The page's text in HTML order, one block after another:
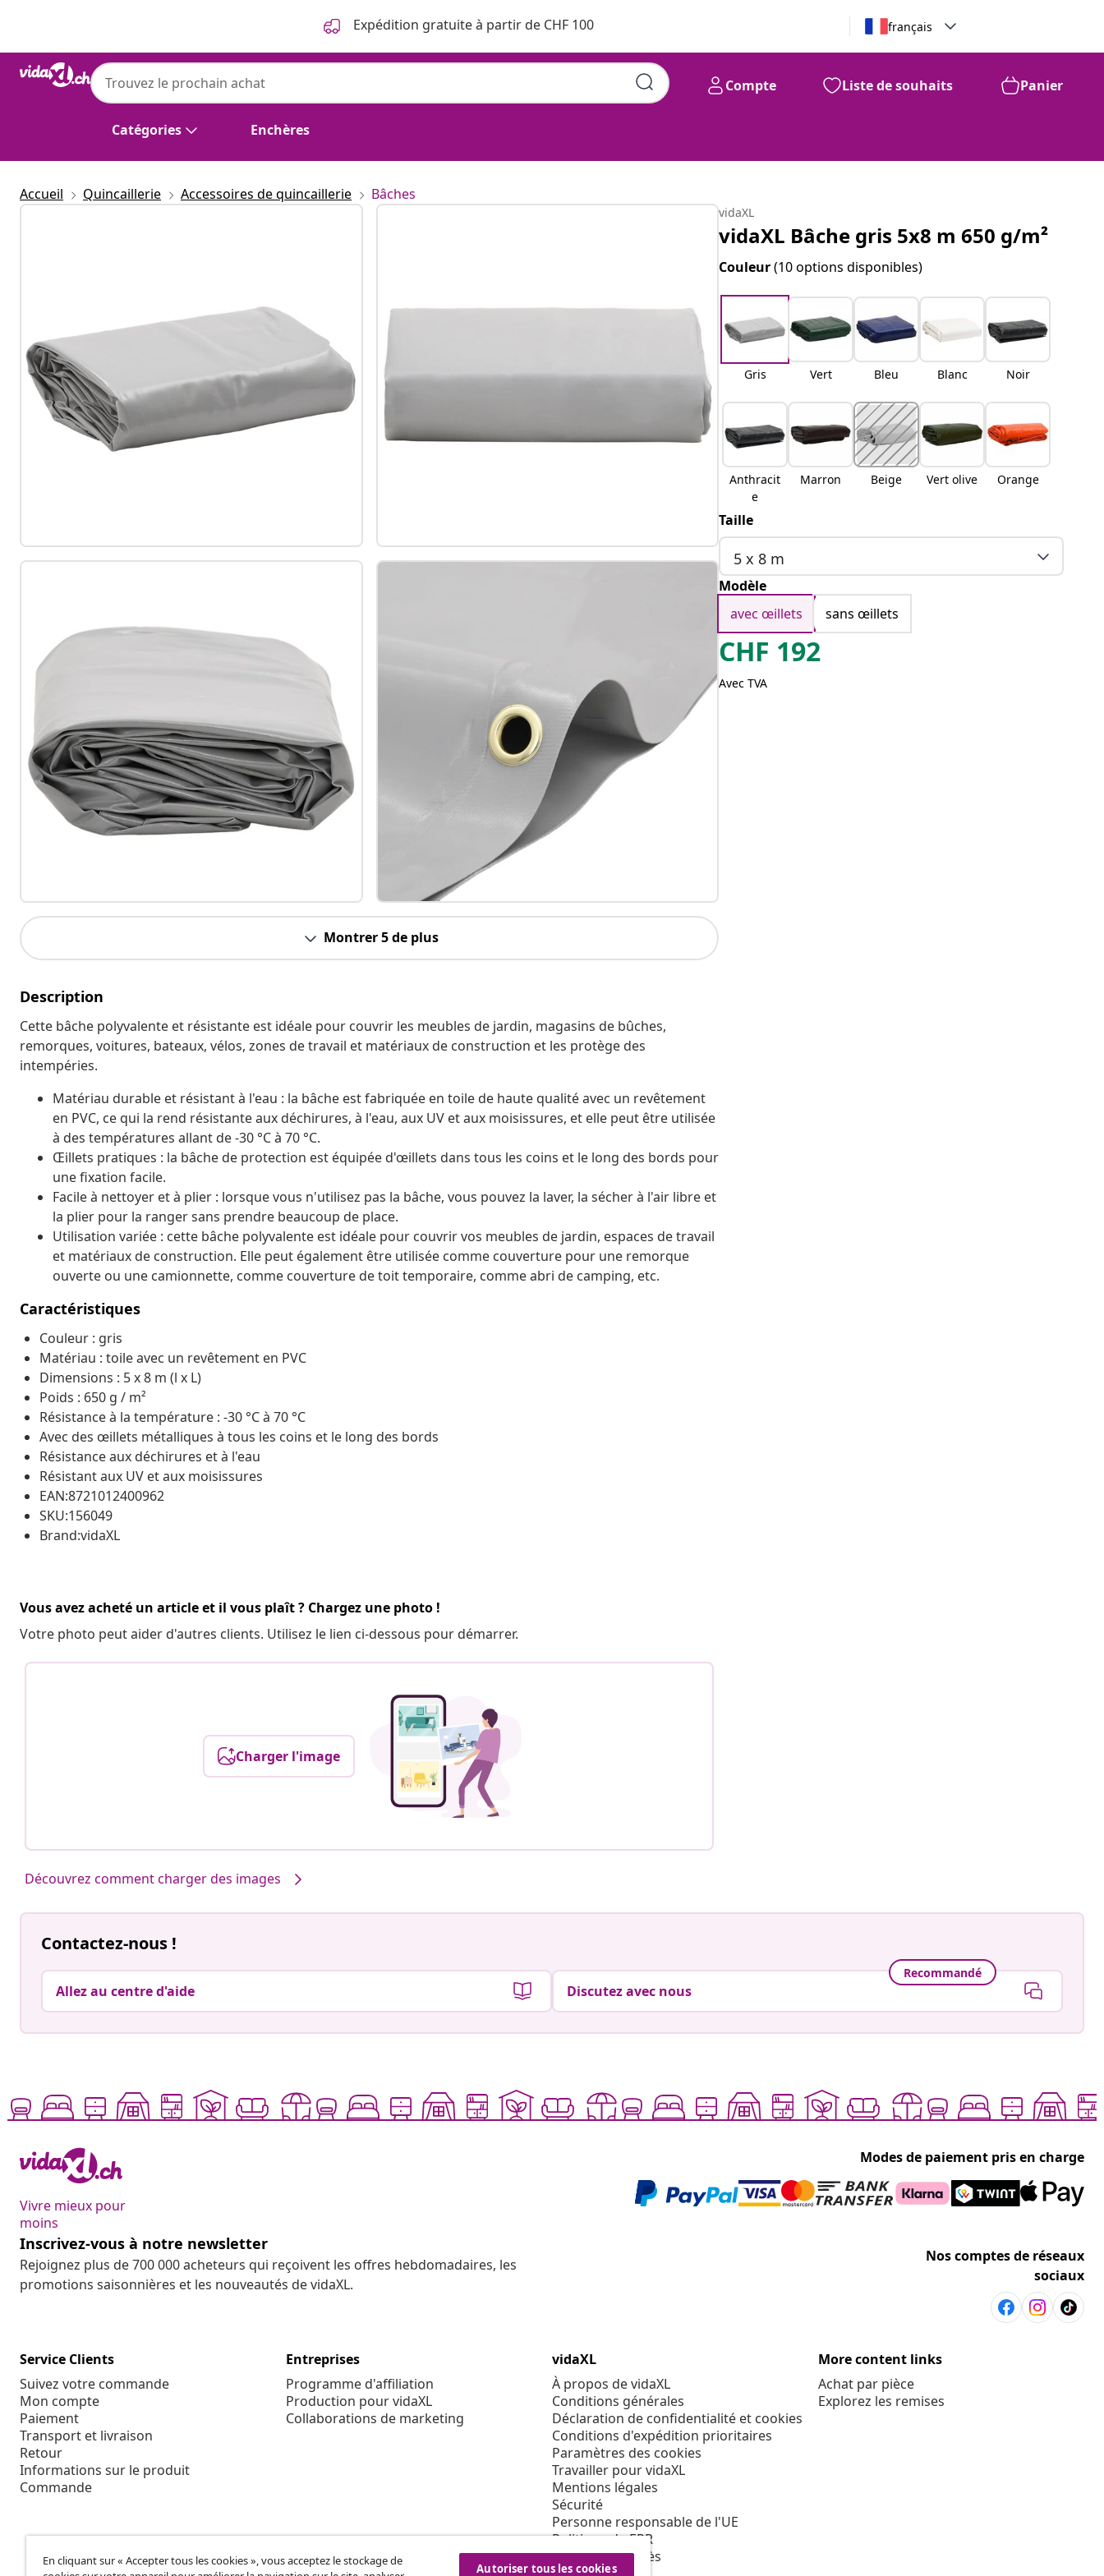
Expédition gratuite à partir de CHF 100 français
Catégories Enchères
Compte Liste de souhaits Panier
Accueil Quincaillerie Accessoires de quincaillerie Bâches
Montrer 5 de plus
Description
Cette bâche polyvalente et résistante est idéale pour couvrir les meubles de jardin, magasins de bûches,
remorques, voitures, bateaux, vélos, zones de travail et matériaux de construction et les protège des
intempéries.
Matériau durable et résistant à l'eau : la bâche est fabriquée en toile de haute qualité avec un revêtement
en PVC, ce qui la rend résistante aux déchirures, à l'eau, aux UV et aux moisissures, et elle peut être utilisée
à des températures allant de -30 °C à 70 °C.
Œillets pratiques : la bâche de protection est équipée d'œillets dans tous les coins et le long des bords pour
une fixation facile.
Facile à nettoyer et à plier : lorsque vous n'utilisez pas la bâche, vous pouvez la laver, la sécher à l'air libre et
la plier pour la ranger sans prendre beaucoup de place.
Utilisation variée : cette bâche polyvalente est idéale pour couvrir vos meubles de jardin, espaces de travail
et matériaux de construction. Elle peut également être utilisée comme couverture pour une remorque
ouverte ou une camionnette, comme couverture de toit temporaire, comme abri de camping, etc.
Caractéristiques
Couleur : gris
Matériau : toile avec un revêtement en PVC
Dimensions : 5 x 8 m (l x L)
Poids : 650 g / m²
Résistance à la température : -30 °C à 70 °C
Avec des œillets métalliques à tous les coins et le long des bords
Résistance aux déchirures et à l'eau
Résistant aux UV et aux moisissures
EAN:8721012400962
SKU:156049
Brand:vidaXL
Vous avez acheté un article et il vous plaît ? Chargez une photo !
Votre photo peut aider d'autres clients. Utilisez le lien ci-dessous pour démarrer.
Charger l'image
Découvrez comment charger des images
vidaXL
vidaXL Bâche gris 5x8 m 650 g/m²
Couleur(10 options disponibles)
Gris Vert Bleu Blanc Noir
Anthracit
e
Marron Beige Vert olive Orange
Taille
5 x 8 m
Modèle
avec œillets
sans œillets
CHF 192
Avec TVA
Contactez-nous !
Allez au centre d'aide
Recommandé
Discutez avec nous
Vivre mieux pour
moins
Modes de paiement pris en charge
Inscrivez-vous à notre newsletter
Rejoignez plus de 700 000 acheteurs qui reçoivent les offres hebdomadaires, les
promotions saisonnières et les nouveautés de vidaXL.
Nos comptes de réseaux
sociaux
Service Clients
Suivez votre commande
Mon compte
Paiement
Transport et livraison
Retour
Informations sur le produit
Commande
Entreprises
Programme d'affiliation
Production pour vidaXL
Collaborations de marketing
vidaXL
À propos de vidaXL
Conditions générales
Déclaration de confidentialité et cookies
Conditions d'expédition prioritaires
Paramètres des cookies
Travailler pour vidaXL
Mentions légales
Sécurité
Personne responsable de l'UE
Politique de EPR
Condition d'accès
More content links
Achat par pièce
Explorez les remises
En cliquant sur « Accepter tous les cookies », vous acceptez le stockage de
Autoriser tous les cookies